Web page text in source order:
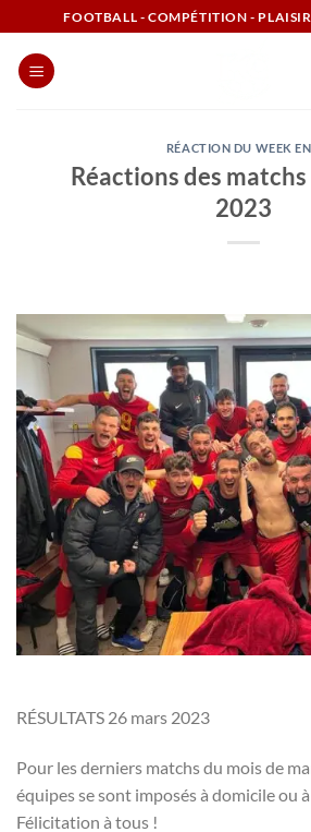
au
contenu
FOOTBALL - COMPÉTITION -
RÉACTION DU WEEK
Réactions des
2023
RÉSULTATS 26 mars 2023
Pour les derniers matchs du mois de
équipes se sont imposés à domicile ou
Félicitation à tous !